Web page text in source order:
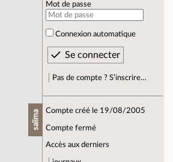
Mot de passe
Connexion automatique
Pas de compte ? S’inscrire…
salima Compte créé le 19/08/2005
Compte fermé
Accès aux derniers